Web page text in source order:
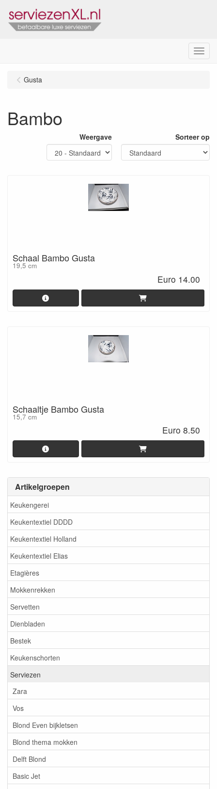
Menu
Artikelgroepen
Keukengerei
Keukentextiel DDDD
Keukentextiel Holland
Keukentextiel Elias
Etagières
Mokkenrekken
Servetten
Dienbladen
Bestek
Keukenschorten
Serviezen
Zara
Vos
Blond Even bijkletsen
Blond thema mokken
Delft Blond
Basic Jet
Gusta
Bambo
Weergave Sorteer op
Schaal Bambo Gusta
19,5 cm
Euro 14.00
Schaaltje Bambo Gusta
15,7 cm
Euro 8.50